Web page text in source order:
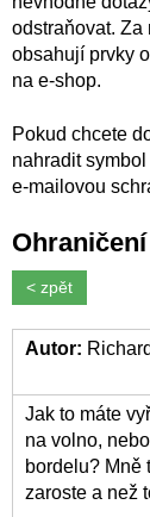
odstraňovat. Za
obsahují prvky
na e-shop.
Pokud chcete
nahradit
e-mailovou
< zpět
Autor:
Jak to máte
na volno,
bordelu? Mně
zaroste a než